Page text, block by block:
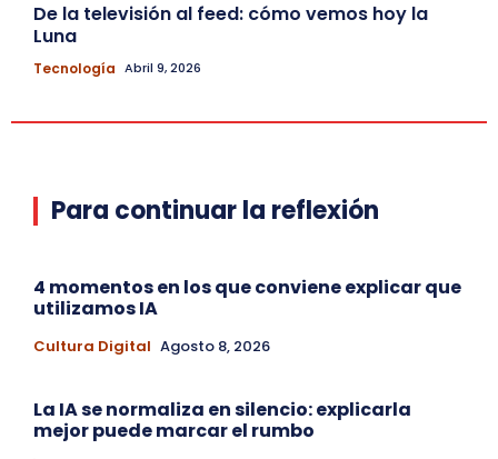
De la televisión al feed: cómo vemos hoy la
Luna
Tecnología Abril 9, 2026
Para continuar la reflexión
4 momentos en los que conviene explicar que
utilizamos IA
Cultura Digital Agosto 8, 2026
La IA se normaliza en silencio: explicarla
mejor puede marcar el rumbo